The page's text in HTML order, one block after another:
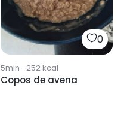
0
5min · 252kcal
Copos de avena